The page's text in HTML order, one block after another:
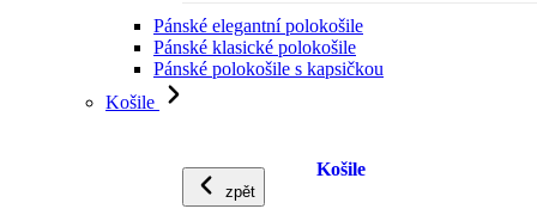
Pánské elegantní polokošile
Pánské klasické polokošile
Pánské polokošile s kapsičkou
Košile
zpět
Košile